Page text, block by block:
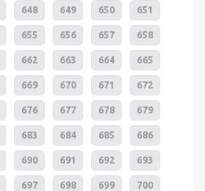
648 649 650 651
655 656 657 658
662 663 664 665
669 670 671 672
676 677 678 679
683 684 685 686
690 691 692 693
697 698 699 700